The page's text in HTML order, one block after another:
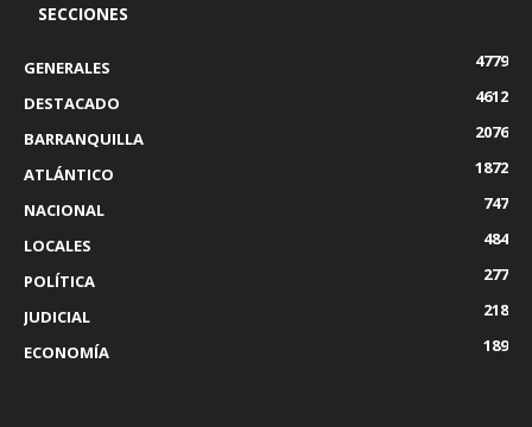
SECCIONES
GENERALES
4779
DESTACADO
4612
BARRANQUILLA
2076
ATLÁNTICO
1872
NACIONAL
747
LOCALES
484
POLÍTICA
277
JUDICIAL
218
ECONOMÍA
189